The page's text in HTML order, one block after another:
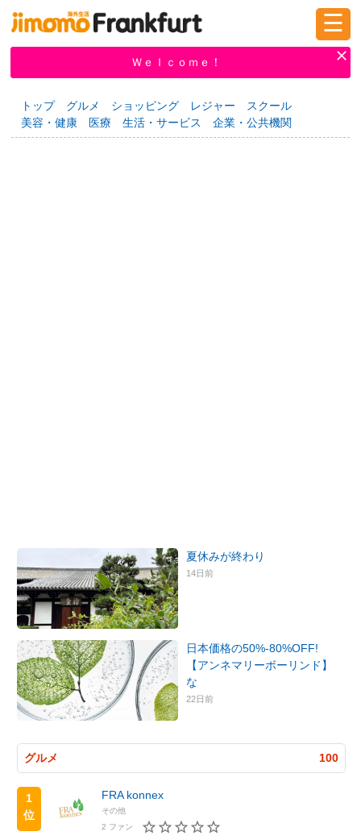
新規登録
掲示板 タウン情報 教えて！
☰
Ｗｅｌｃｏｍｅ！
トップ グルメ ショッピング レジャー
スクール
美容・健康
医療 生活・サービス 企業・公共機関
夏休みが終わり
14日前
日本価格の50%-80%OFF!
【アンネマリーボーリンド】
な
22日前
グルメ 100
1
位
FRA konnex
その他
2 ファン